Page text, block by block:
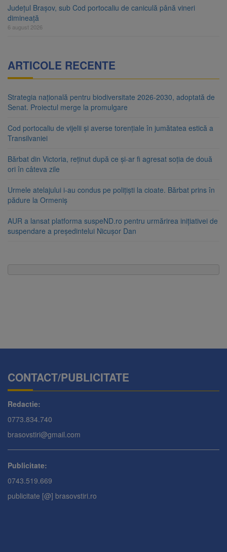
Județul Brașov, sub Cod portocaliu de caniculă până vineri
dimineață
6 august 2026
ARTICOLE RECENTE
Strategia națională pentru biodiversitate 2026-2030, adoptată de
Senat. Proiectul merge la promulgare
Cod portocaliu de vijelii și averse torențiale în jumătatea estică a
Transilvaniei
Bărbat din Victoria, reținut după ce și-ar fi agresat soția de două
ori în câteva zile
Urmele atelajului i-au condus pe polițiști la cioate. Bărbat prins în
pădure la Ormeniș
AUR a lansat platforma suspeND.ro pentru urmărirea inițiativei de
suspendare a președintelui Nicușor Dan
CONTACT/PUBLICITATE
Redactie:
0773.834.740
brasovstiri@gmail.com
Publicitate:
0743.519.669
publicitate [@] brasovstiri.ro